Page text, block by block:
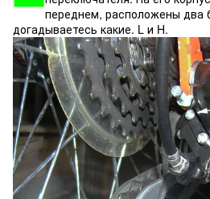
переднем, расположены два
догадываетесь какие. L и H.